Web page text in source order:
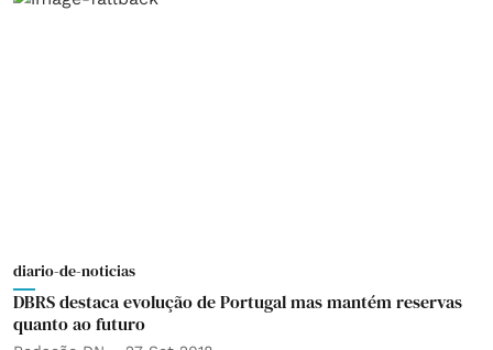
diario-de-noticias
DBRS destaca evolução de Portugal mas mantém reservas
quanto ao futuro